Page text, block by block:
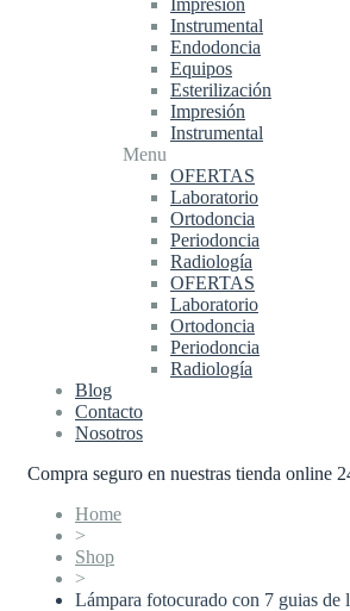
Instrumental
Endodoncia
Equipos
Esterilización
Impresión
Instrumental
Menu
OFERTAS
Laboratorio
Ortodoncia
Periodoncia
Radiología
OFERTAS
Laboratorio
Ortodoncia
Periodoncia
Radiología
Blog
Contacto
Nosotros
Compra seguro en nuestras tienda online
Home
>
Shop
>
Lámpara fotocurado con 7 guias de